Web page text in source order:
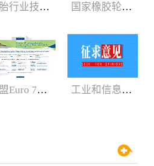
轮胎行业技术盛会:2024年轮胎剖析研讨会（05.29-06.01） 国家橡胶轮胎质检中心获CNAS、CMA新证书
欧盟Euro 7新法规增加汽车轮胎新内容 工业和信息化部：公开征求对《轿车轮胎》等8项强制性国家标准（征求意见稿）的意见